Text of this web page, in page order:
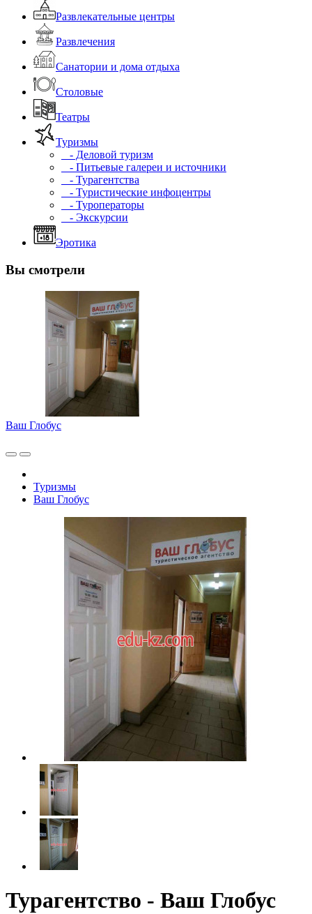
Развлекательные центры
Развлечения
Санатории и дома отдыха
Столовые
Театры
Туризмы
- Деловой туризм
- Питьевые галереи и источники
- Турагентства
- Туристические инфоцентры
- Туроператоры
- Экскурсии
Эротика
Вы смотрели
Ваш Глобус
Туризмы
Ваш Глобус
Турагентство - Ваш Глобус